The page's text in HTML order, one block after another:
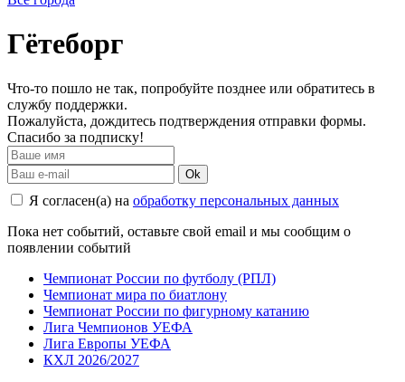
Гётеборг
Что-то пошло не так, попробуйте позднее или обратитесь в
службу поддержки.
Пожалуйста, дождитесь подтверждения отправки формы.
Спасибо за подписку!
Ok
Я согласен(а) на обработку персональных данных
Пока нет событий, оставьте свой email и мы сообщим о
появлении событий
Чемпионат России по футболу (РПЛ)
Чемпионат мира по биатлону
Чемпионат России по фигурному катанию
Лига Чемпионов УЕФА
Лига Европы УЕФА
КХЛ 2026/2027